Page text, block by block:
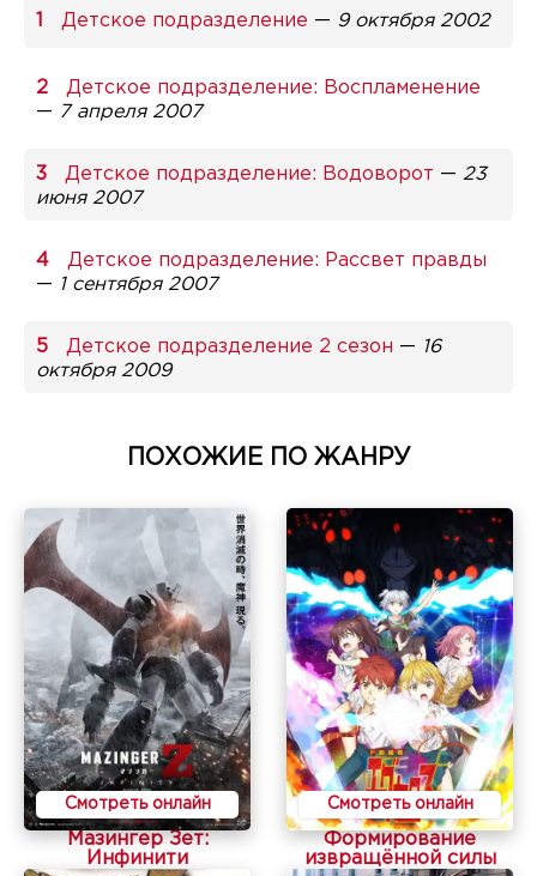
Детское подразделение — 9 октября 2002
Детское подразделение: Воспламенение
— 7 апреля 2007
Детское подразделение: Водоворот — 23
июня 2007
Детское подразделение: Рассвет правды
— 1 сентября 2007
Детское подразделение 2 сезон — 16
октября 2009
ПОХОЖИЕ ПО ЖАНРУ
Смотреть онлайн
Мазингер Зет:
Инфинити
Смотреть онлайн
Формирование
извращённой силы